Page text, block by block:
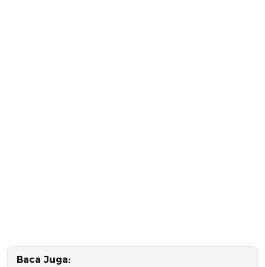
Baca Juga: